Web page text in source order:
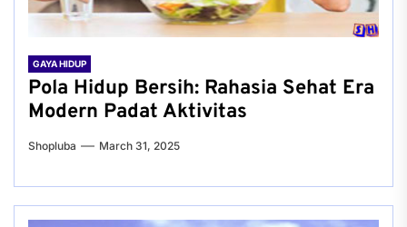
GAYA HIDUP
Pola Hidup Bersih: Rahasia Sehat Era
Modern Padat Aktivitas
Shopluba March 31, 2025